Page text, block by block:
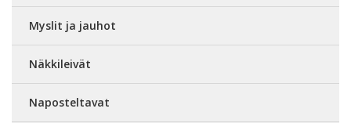
Myslit ja jauhot
Näkkileivät
Naposteltavat